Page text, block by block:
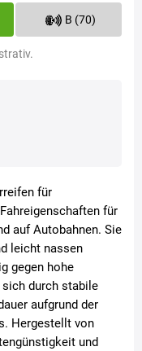
B (70)
für
für
auf Autobahnen. Sie
leicht nassen
gegen hohe
sich durch stabile
aufgrund der
Hergestellt von
und